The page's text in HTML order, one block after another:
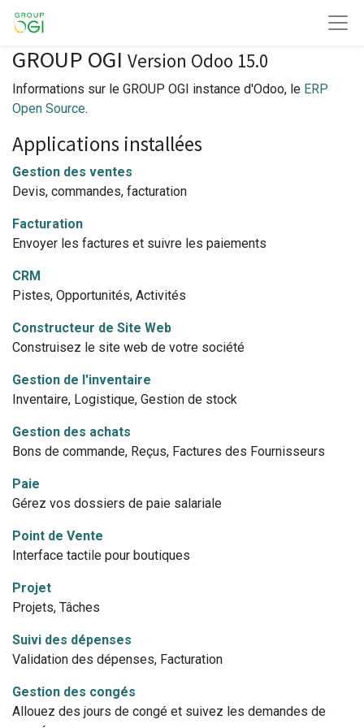
GROUP OGI Version Odoo 15.0
Informations sur le GROUP OGI instance d'Odoo, le ERP
Open Source.
Applications installées
Gestion des ventes
Devis, commandes, facturation
Facturation
Envoyer les factures et suivre les paiements
CRM
Pistes, Opportunités, Activités
Constructeur de Site Web
Construisez le site web de votre société
Gestion de l'inventaire
Inventaire, Logistique, Gestion de stock
Gestion des achats
Bons de commande, Reçus, Factures des Fournisseurs
Paie
Gérez vos dossiers de paie salariale
Point de Vente
Interface tactile pour boutiques
Projet
Projets, Tâches
Suivi des dépenses
Validation des dépenses, Facturation
Gestion des congés
Allouez des jours de congé et suivez les demandes de